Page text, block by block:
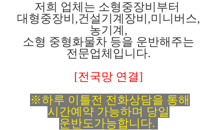
저희 업체는 소형중장비부터
대형중장비,건설기계장비,미니버스,
농기계,
소형 중형화물차 등을 운반해주는
전문업체입니다.
[전국망 연결]
※하루 이틀전 전화상담을 통해
시간예약 가능하며 당일
운반도가능합니다.